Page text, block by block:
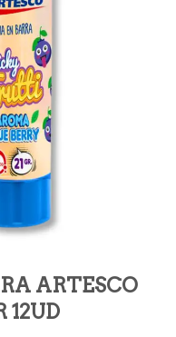
ARTESCO
12UD